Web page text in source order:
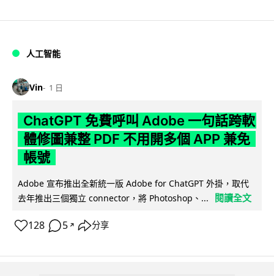
人工智能
Vin 1 日
ChatGPT 免費呼叫 Adobe 一句話跨軟
體修圖兼整 PDF 不用開多個 APP 兼免
帳號
Adobe 宣布推出全新統一版 Adobe for ChatGPT 外掛，取代
去年推出三個獨立 connector，將 Photoshop、...
閱讀全文
128 5 ↗ 分享